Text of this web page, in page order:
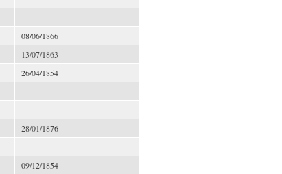
08/06/1866
13/07/1863
26/04/1854
28/01/1876
09/12/1854